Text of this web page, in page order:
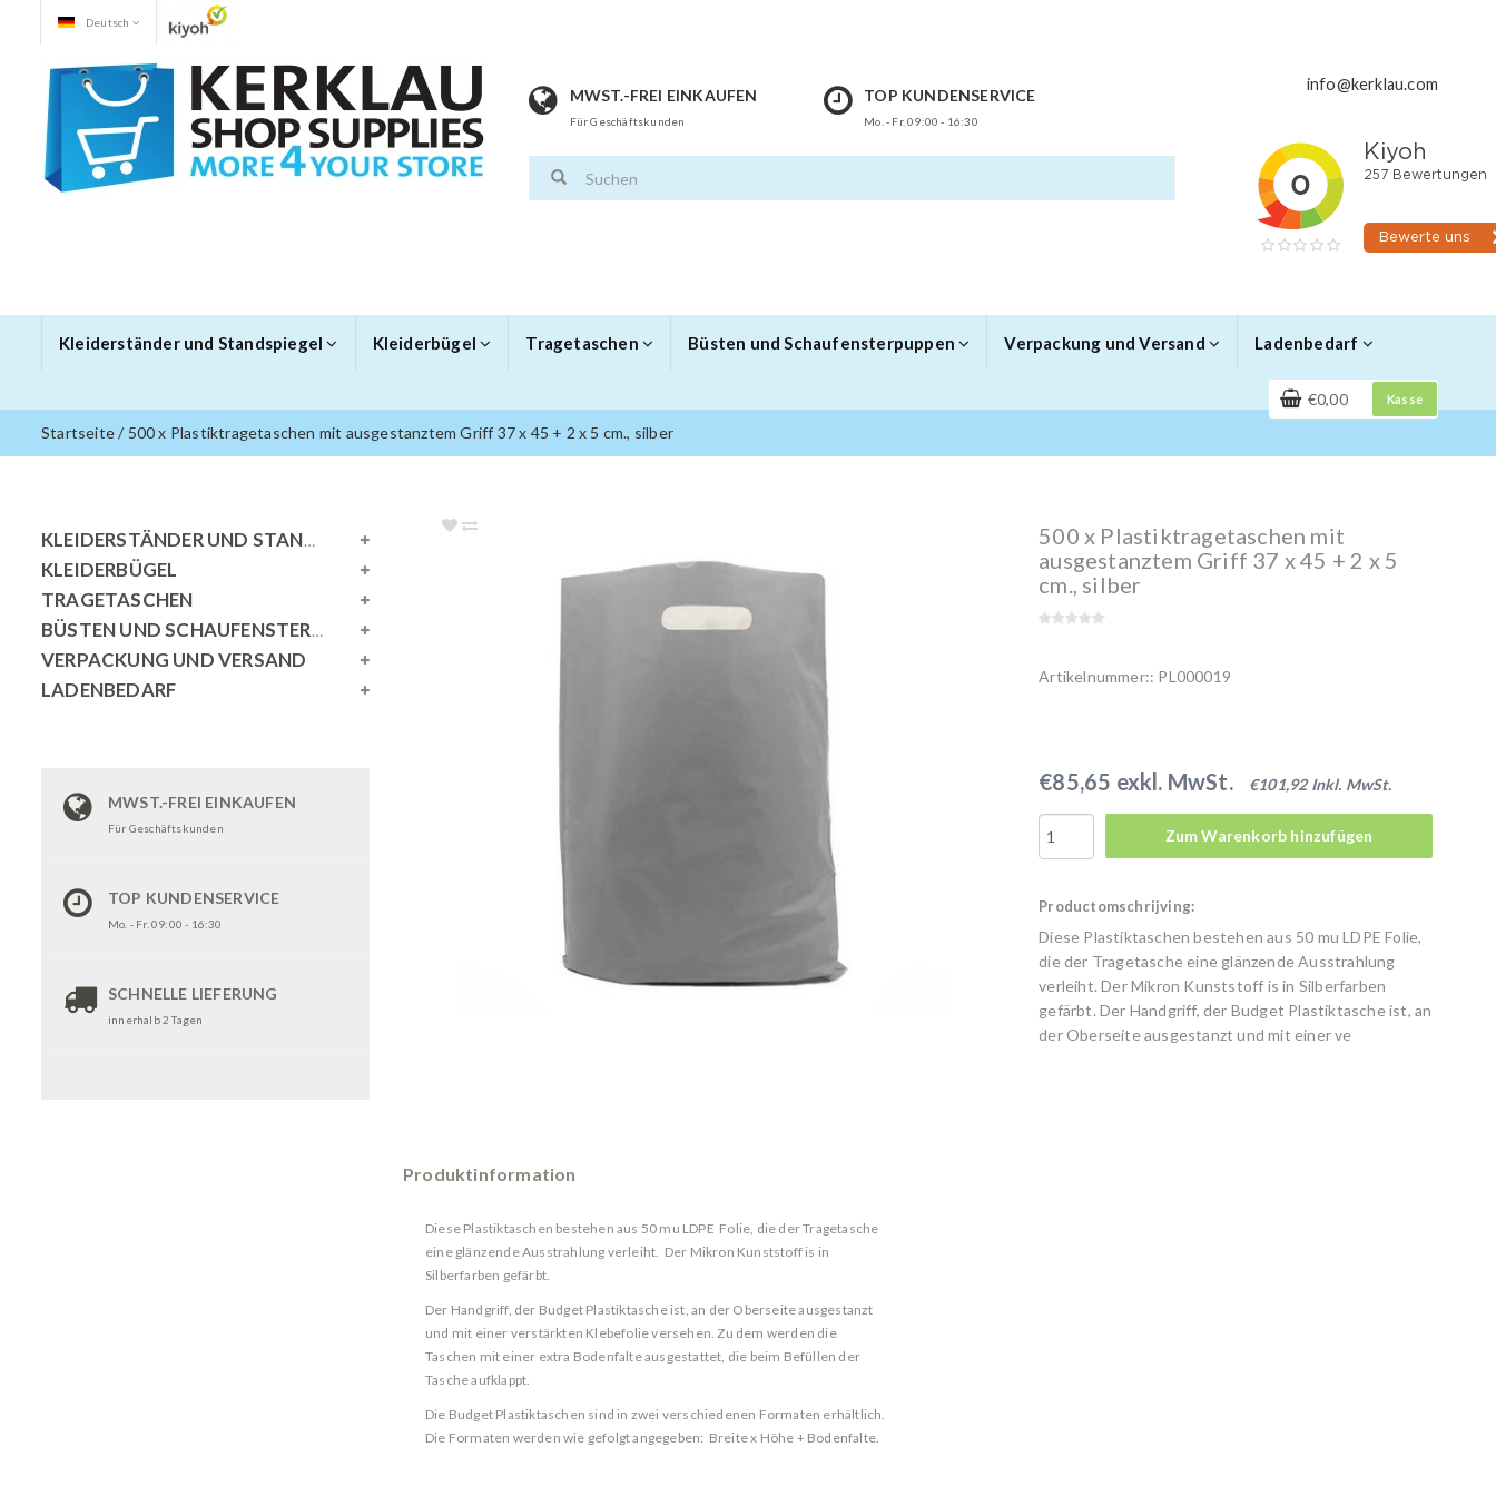
Deutsch
MWST.-FREI EINKAUFEN
Für Geschäftskunden
TOP KUNDENSERVICE
Mo. - Fr. 09:00 - 16:30
info@kerklau.com
Kleiderständer und Standspiegel Kleiderbügel Tragetaschen Büsten und Schaufensterpuppen Verpackung und Versand Ladenbedarf
€0,00 Kasse
Startseite/ 500 x Plastiktragetaschen mit ausgestanztem Griff 37 x 45 + 2 x 5 cm., silber
KLEIDERSTÄNDER UND STANDSPIEGEL
KLEIDERBÜGEL
TRAGETASCHEN
BÜSTEN UND SCHAUFENSTERPUPPEN
VERPACKUNG UND VERSAND
LADENBEDARF
MWST.-FREI EINKAUFEN
Für Geschäftskunden
TOP KUNDENSERVICE
Mo. - Fr. 09:00 - 16:30
SCHNELLE LIEFERUNG
innerhalb 2 Tagen
500 x Plastiktragetaschen mit
ausgestanztem Griff 37 x 45 + 2 x 5
cm., silber
Artikelnummer:: PL000019
€85,65 exkl. MwSt. €101,92 Inkl. MwSt.
Zum Warenkorb hinzufügen
Productomschrijving:
Diese Plastiktaschen bestehen aus 50 mu LDPE Folie,
die der Tragetasche eine glänzende Ausstrahlung
verleiht. Der Mikron Kunststoff is in Silberfarben
gefärbt. Der Handgriff, der Budget Plastiktasche ist, an
der Oberseite ausgestanzt und mit einer ve
Produktinformation
Diese Plastiktaschen bestehen aus 50 mu LDPE Folie, die der Tragetasche
eine glänzende Ausstrahlung verleiht. Der Mikron Kunststoff is in
Silberfarben gefärbt.
Der Handgriff, der Budget Plastiktasche ist, an der Oberseite ausgestanzt
und mit einer verstärkten Klebefolie versehen. Zu dem werden die
Taschen mit einer extra Bodenfalte ausgestattet, die beim Befüllen der
Tasche aufklappt.
Die Budget Plastiktaschen sind in zwei verschiedenen Formaten erhältlich.
Die Formaten werden wie gefolgt angegeben: Breite x Höhe + Bodenfalte.